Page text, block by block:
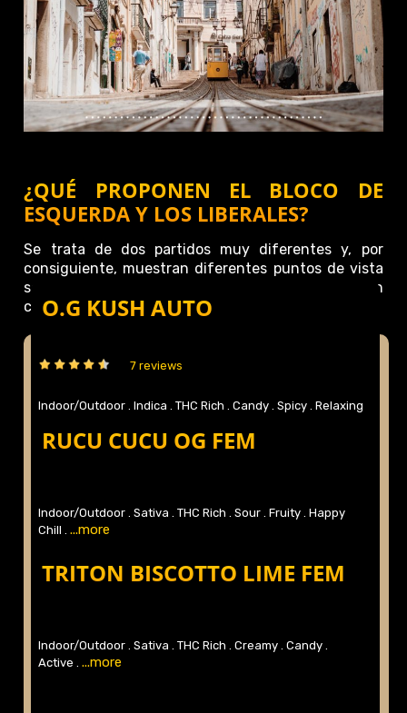
¿QUÉ PROPONEN EL BLOCO DE
ESQUERDA Y LOS LIBERALES?
Se trata de dos partidos muy diferentes y, por
consiguiente, muestran diferentes puntos de vista
sobre
. Sus puntos en
común son:
O.G KUSH AUTO
7 reviews
Indoor/Outdoor .Indica .THC Rich .Candy .Spicy .Relaxing
RUCU CUCU OG FEM
Indoor/Outdoor .Sativa .THC Rich .Sour .Fruity .Happy
Chill ....more
TRITON BISCOTTO LIME FEM
Indoor/Outdoor .Sativa .THC Rich .Creamy .Candy .
Active ....more